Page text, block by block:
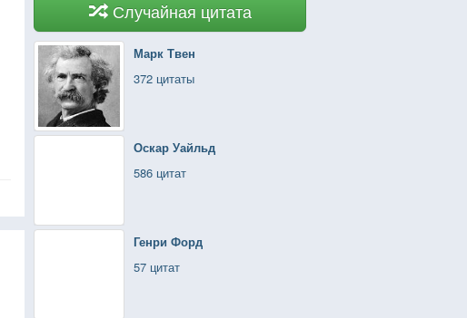
Случайная цитата
Марк Твен
372 цитаты
Оскар Уайльд
586 цитат
Генри Форд
57 цитат